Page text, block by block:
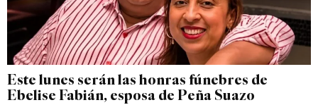
Este lunes serán las honras fúnebres de
Ebelise Fabián, esposa de Peña Suazo